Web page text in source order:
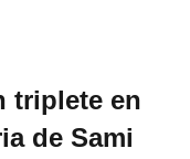
triplete en
de Sami